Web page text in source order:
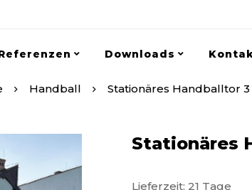
Downloads
Handball Stationäres Handballtor
Stationäres
Lieferzeit: 21 Tage